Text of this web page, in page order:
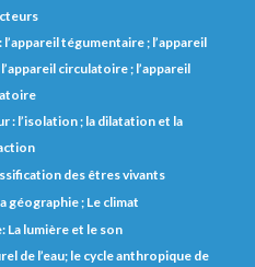
tégumentaire ; l’appareil
circulatoire ; l’appareil
: l’isolation ; la dilatation et la
des êtres vivants
géographie ; Le climat
lumière et le son
de l’eau; le cycle anthropique de